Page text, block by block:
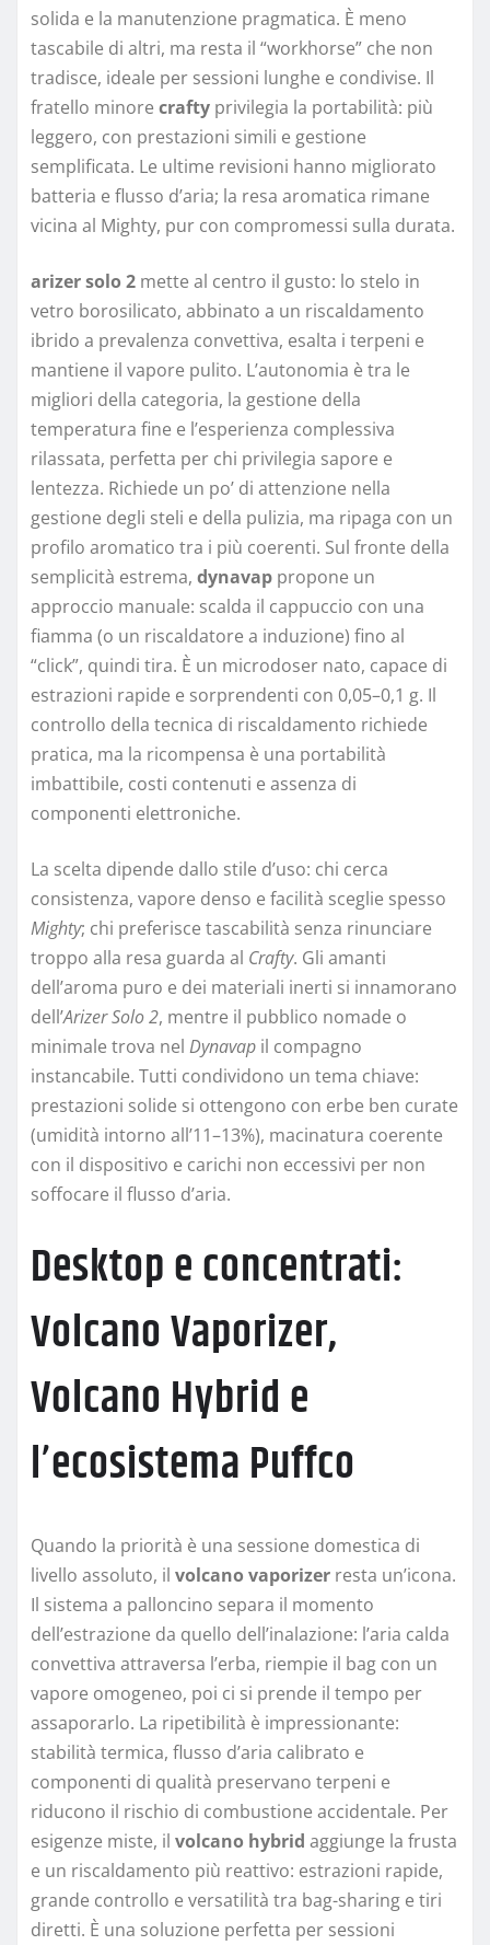
solida e la manutenzione pragmatica. È meno
tascabile di altri, ma resta il “workhorse” che non
tradisce, ideale per sessioni lunghe e condivise. Il
fratello minore crafty privilegia la portabilità: più
leggero, con prestazioni simili e gestione
semplificata. Le ultime revisioni hanno migliorato
batteria e flusso d’aria; la resa aromatica rimane
vicina al Mighty, pur con compromessi sulla durata.
arizer solo 2 mette al centro il gusto: lo stelo in
vetro borosilicato, abbinato a un riscaldamento
ibrido a prevalenza convettiva, esalta i terpeni e
mantiene il vapore pulito. L’autonomia è tra le
migliori della categoria, la gestione della
temperatura fine e l’esperienza complessiva
rilassata, perfetta per chi privilegia sapore e
lentezza. Richiede un po’ di attenzione nella
gestione degli steli e della pulizia, ma ripaga con un
profilo aromatico tra i più coerenti. Sul fronte della
semplicità estrema, dynavap propone un
approccio manuale: scalda il cappuccio con una
fiamma (o un riscaldatore a induzione) fino al
“click”, quindi tira. È un microdoser nato, capace di
estrazioni rapide e sorprendenti con 0,05–0,1 g. Il
controllo della tecnica di riscaldamento richiede
pratica, ma la ricompensa è una portabilità
imbattibile, costi contenuti e assenza di
componenti elettroniche.
La scelta dipende dallo stile d’uso: chi cerca
consistenza, vapore denso e facilità sceglie spesso
Mighty; chi preferisce tascabilità senza rinunciare
troppo alla resa guarda al Crafty. Gli amanti
dell’aroma puro e dei materiali inerti si innamorano
dell’Arizer Solo 2, mentre il pubblico nomade o
minimale trova nel Dynavap il compagno
instancabile. Tutti condividono un tema chiave:
prestazioni solide si ottengono con erbe ben curate
(umidità intorno all’11–13%), macinatura coerente
con il dispositivo e carichi non eccessivi per non
soffocare il flusso d’aria.
Desktop e concentrati:
Volcano Vaporizer,
Volcano Hybrid e
l’ecosistema Puffco
Quando la priorità è una sessione domestica di
livello assoluto, il volcano vaporizer resta un’icona.
Il sistema a palloncino separa il momento
dell’estrazione da quello dell’inalazione: l’aria calda
convettiva attraversa l’erba, riempie il bag con un
vapore omogeneo, poi ci si prende il tempo per
assaporarlo. La ripetibilità è impressionante:
stabilità termica, flusso d’aria calibrato e
componenti di qualità preservano terpeni e
riducono il rischio di combustione accidentale. Per
esigenze miste, il volcano hybrid aggiunge la frusta
e un riscaldamento più reattivo: estrazioni rapide,
grande controllo e versatilità tra bag-sharing e tiri
diretti. È una soluzione perfetta per sessioni